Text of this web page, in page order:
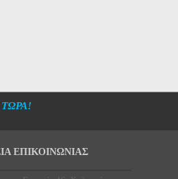
ΕΠΙΚΟΙΝΩΝΙΑΣ